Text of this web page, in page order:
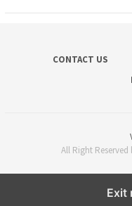
CONTACT US
All Right Reserved
Exit